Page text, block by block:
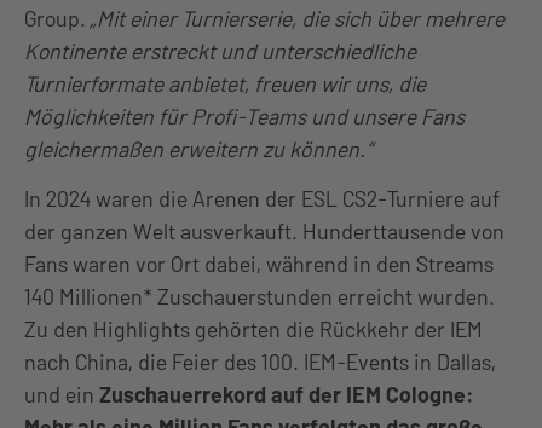
Group. „Mit einer Turnierserie, die sich über mehrere
Kontinente erstreckt und unterschiedliche
Turnierformate anbietet, freuen wir uns, die
Möglichkeiten für Profi-Teams und unsere Fans
gleichermaßen erweitern zu können.“
In 2024 waren die Arenen der ESL CS2-Turniere auf
der ganzen Welt ausverkauft. Hunderttausende von
Fans waren vor Ort dabei, während in den Streams
140 Millionen* Zuschauerstunden erreicht wurden.
Zu den Highlights gehörten die Rückkehr der IEM
nach China, die Feier des 100. IEM-Events in Dallas,
und ein Zuschauerrekord auf der IEM Cologne: